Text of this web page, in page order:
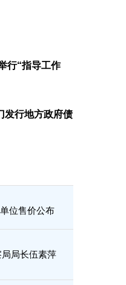
行“指导工作
发行地方政府债
位售价公布
局长伍素萍